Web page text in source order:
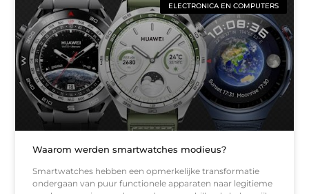
ELECTRONICA EN COMPUTERS
Waarom werden smartwatches modieus?
Smartwatches hebben een opmerkelijke transformatie
ondergaan van puur functionele apparaten naar legitieme